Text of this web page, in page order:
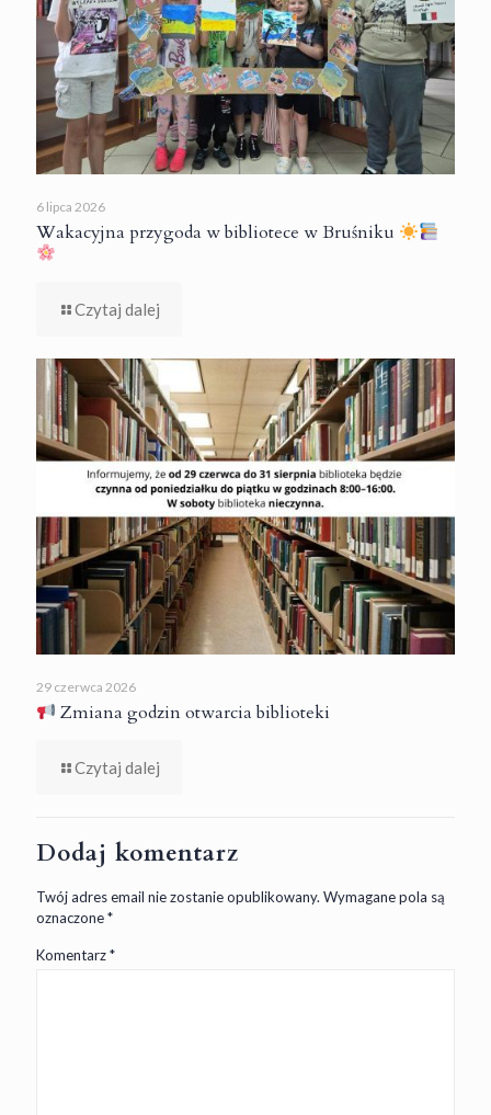
6 lipca 2026
Wakacyjna przygoda w bibliotece w Bruśniku
Czytaj dalej
29 czerwca 2026
Zmiana godzin otwarcia biblioteki
Czytaj dalej
Dodaj komentarz
Twój adres email nie zostanie opublikowany. Wymagane pola są
oznaczone*
Komentarz*